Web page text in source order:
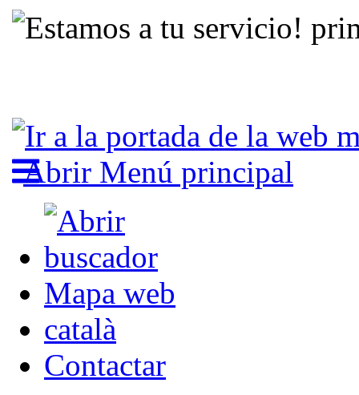
Abrir Menú principal
Mapa web
català
Contactar